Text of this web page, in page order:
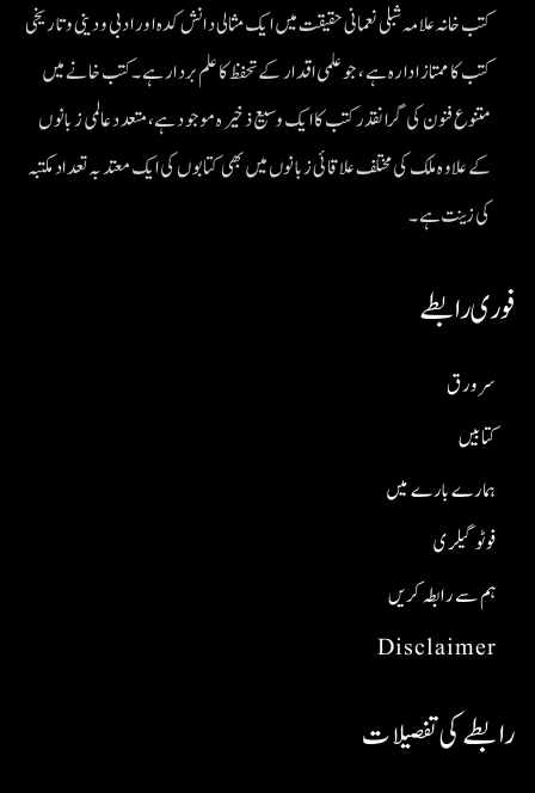
کتب خانہ علامہ شبلی نعمانی حقیقت میں ایک مثالی دانش کدہ اور ادبی ودینی و تاریخی
کتب کا ممتاز ادارہ ہے، جو علمی اقدار کے تحفظ کا علم بردار ہے۔کتب خانے میں
متنوع فنون کی گرانقدر کتب کا ایک وسیع ذخیرہ موجود ہے، متعدد عالمی زبانوں
کے علاوہ ملک کی مختلف علاقائی زبانوں میں بھی کتابوں کی ایک معتد بہ تعداد مکتبہ
کی زینت ہے۔
فوری رابطے
Disclaimer
ہم سے رابطہ کریں
فوٹو گیلری
ہمارے بارے میں
کتابیں
سر ورق
رابطے کی تفصیلات